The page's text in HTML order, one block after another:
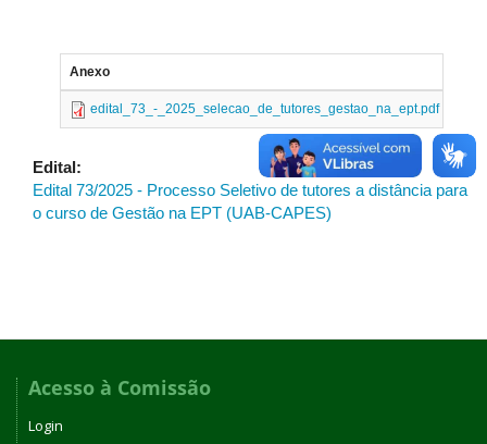
Anexo
edital_73_-_2025_selecao_de_tutores_gestao_na_ept.pdf
Edital:
Edital 73/2025 - Processo Seletivo de tutores a distância para
o curso de Gestão na EPT (UAB-CAPES)
Acesso à Comissão
Login